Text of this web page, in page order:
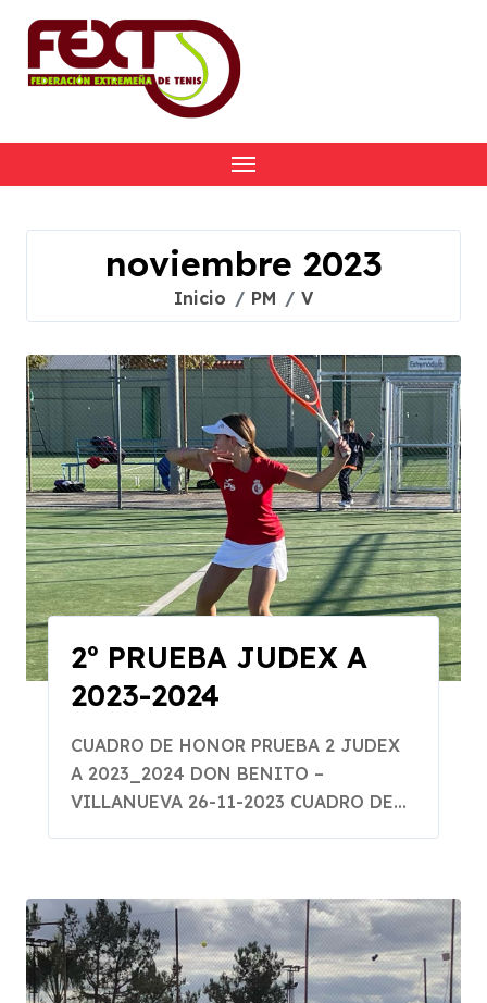
content
noviembre 2023
Inicio PM V
2º PRUEBA JUDEX A
2023-2024
CUADRO DE HONOR PRUEBA 2 JUDEX
A 2023_2024 DON BENITO –
VILLANUEVA 26-11-2023 CUADRO DE...